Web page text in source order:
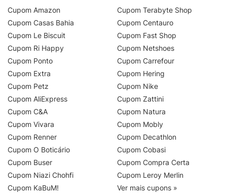
Cupom Amazon
Cupom Casas Bahia
Cupom Le Biscuit
Cupom Ri Happy
Cupom Ponto
Cupom Extra
Cupom Petz
Cupom AliExpress
Cupom C&A
Cupom Vivara
Cupom Renner
Cupom O Boticário
Cupom Buser
Cupom Niazi Chohfi
Cupom KaBuM!
Cupom Terabyte Shop
Cupom Centauro
Cupom Fast Shop
Cupom Netshoes
Cupom Carrefour
Cupom Hering
Cupom Nike
Cupom Zattini
Cupom Natura
Cupom Mobly
Cupom Decathlon
Cupom Cobasi
Cupom Compra Certa
Cupom Leroy Merlin
Ver mais cupons »